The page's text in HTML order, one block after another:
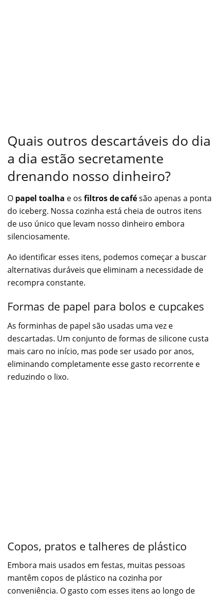
Quais outros descartáveis do dia
a dia estão secretamente
drenando nosso dinheiro?
O papel toalha e os filtros de cafésão apenas a ponta
do iceberg. Nossa cozinha está cheia de outros itens
de uso único que levam nosso dinheiro embora
silenciosamente.
Ao identificar esses itens, podemos começar a buscar
alternativas duráveis que eliminam a necessidade de
recompra constante.
Formas de papel para bolos e cupcakes
As forminhas de papel são usadas uma vez e
descartadas. Um conjunto de formas de silicone custa
mais caro no início, mas pode ser usado por anos,
eliminando completamente esse gasto recorrente e
reduzindo o lixo.
Copos, pratos e talheres de plástico
Embora mais usados em festas, muitas pessoas
mantêm copos de plástico na cozinha por
conveniência. O gasto com esses itens ao longo de